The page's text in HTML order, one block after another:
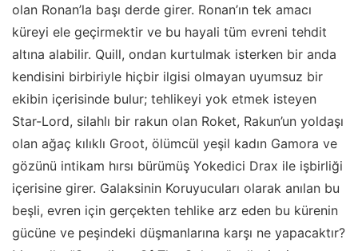
olan Ronan’la başı derde girer. Ronan’ın tek amacı
küreyi ele geçirmektir ve bu hayali tüm evreni tehdit
altına alabilir. Quill, ondan kurtulmak isterken bir anda
kendisini birbiriyle hiçbir ilgisi olmayan uyumsuz bir
ekibin içerisinde bulur; tehlikeyi yok etmek isteyen
Star-Lord, silahlı bir rakun olan Roket, Rakun’un yoldaşı
olan ağaç kılıklı Groot, ölümcül yeşil kadın Gamora ve
gözünü intikam hırsı bürümüş Yokedici Drax ile işbirliği
içerisine girer. Galaksinin Koruyucuları olarak anılan bu
beşli, evren için gerçekten tehlike arz eden bu kürenin
gücüne ve peşindeki düşmanlarına karşı ne yapacaktır?